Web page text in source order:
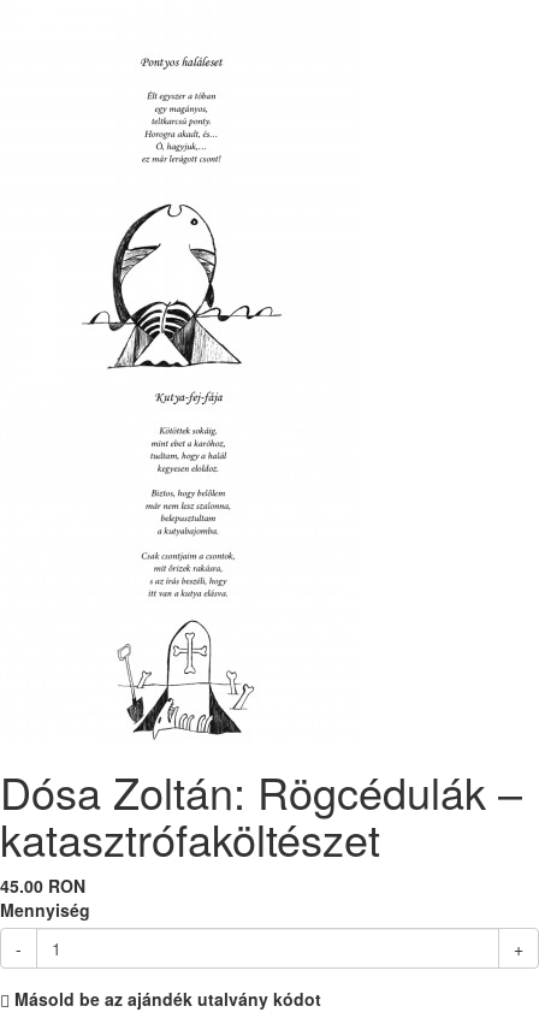
Dósa Zoltán: Rögcédulák –
katasztrófaköltészet
45.00 RON
Mennyiség
-
+
Másold be az ajándék utalvány kódot